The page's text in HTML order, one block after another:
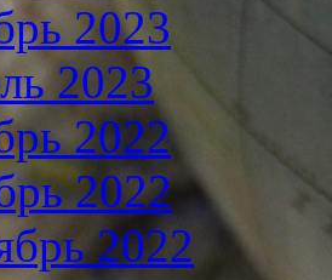
2023
2023
2022
2022
2022